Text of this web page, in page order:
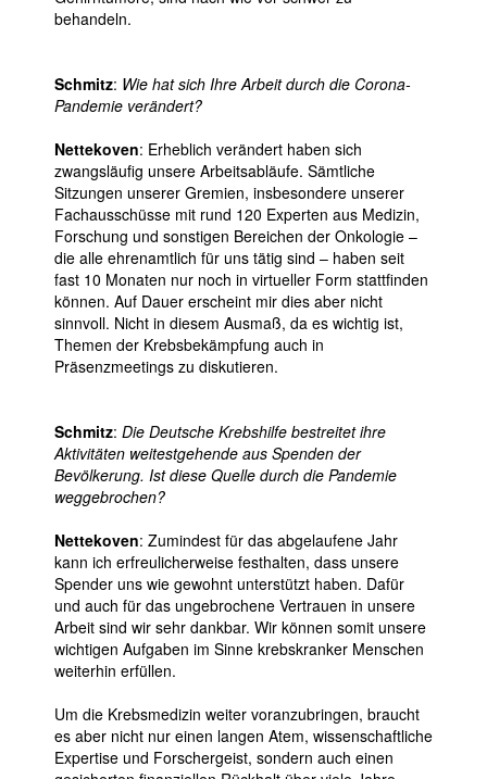
behandeln.
Schmitz: Wie hat sich Ihre Arbeit durch die Corona-
Pandemie verändert?
Nettekoven: Erheblich verändert haben sich
zwangsläufig unsere Arbeitsabläufe. Sämtliche
Sitzungen unserer Gremien, insbesondere unserer
Fachausschüsse mit rund 120 Experten aus Medizin,
Forschung und sonstigen Bereichen der Onkologie –
die alle ehrenamtlich für uns tätig sind – haben seit
fast 10 Monaten nur noch in virtueller Form stattfinden
können. Auf Dauer erscheint mir dies aber nicht
sinnvoll. Nicht in diesem Ausmaß, da es wichtig ist,
Themen der Krebsbekämpfung auch in
Präsenzmeetings zu diskutieren.
Schmitz: Die Deutsche Krebshilfe bestreitet ihre
Aktivitäten weitestgehende aus Spenden der
Bevölkerung. Ist diese Quelle durch die Pandemie
weggebrochen?
Nettekoven: Zumindest für das abgelaufene Jahr
kann ich erfreulicherweise festhalten, dass unsere
Spender uns wie gewohnt unterstützt haben. Dafür
und auch für das ungebrochene Vertrauen in unsere
Arbeit sind wir sehr dankbar. Wir können somit unsere
wichtigen Aufgaben im Sinne krebskranker Menschen
weiterhin erfüllen.
Um die Krebsmedizin weiter voranzubringen, braucht
es aber nicht nur einen langen Atem, wissenschaftliche
Expertise und Forschergeist, sondern auch einen